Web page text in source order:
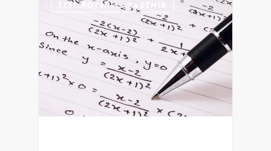
TEST POTENSI AKADEMIK